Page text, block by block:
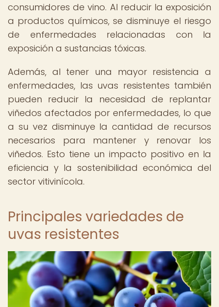
consumidores de vino. Al reducir la exposición
a productos químicos, se disminuye el riesgo
de enfermedades relacionadas con la
exposición a sustancias tóxicas.
Además, al tener una mayor resistencia a
enfermedades, las uvas resistentes también
pueden reducir la necesidad de replantar
viñedos afectados por enfermedades, lo que
a su vez disminuye la cantidad de recursos
necesarios para mantener y renovar los
viñedos. Esto tiene un impacto positivo en la
eficiencia y la sostenibilidad económica del
sector vitivinícola.
Principales variedades de
uvas resistentes